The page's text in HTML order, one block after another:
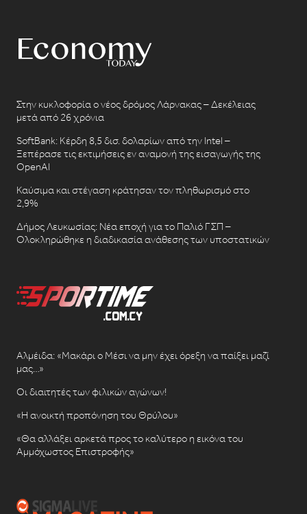
Στην κυκλοφορία ο νέος δρόμος Λάρνακας – Δεκέλειας
μετά από 26 χρόνια
SoftBank: Κέρδη 8,5 δισ. δολαρίων από την Intel –
Ξεπέρασε τις εκτιμήσεις εν αναμονή της εισαγωγής της
OpenAI
Καύσιμα και στέγαση κράτησαν τον πληθωρισμό στο
2,9%
Δήμος Λευκωσίας: Νέα εποχή για το Παλιό ΓΣΠ –
Ολοκληρώθηκε η διαδικασία ανάθεσης των υποστατικών
Αλμέιδα: «Μακάρι ο Μέσι να μην έχει όρεξη να παίξει μαζί
μας…»
Οι διαιτητές των φιλικών αγώνων!
«Η ανοικτή προπόνηση του Θρύλου»
«Θα αλλάξει αρκετά προς το καλύτερο η εικόνα του
Αμμόχωστος Επιστροφής»